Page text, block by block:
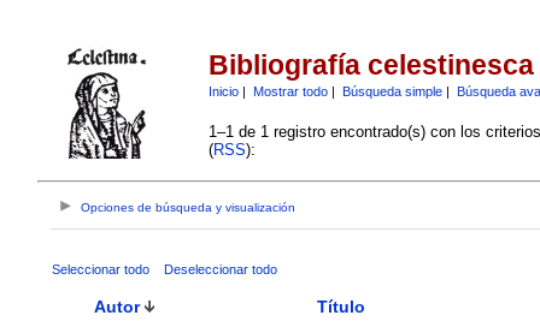
Bibliografía celestinesca
Inicio| Mostrar todo| Búsqueda simple| Búsqueda
1–1 de 1 registro encontrado(s) con los
(RSS):
Opciones de búsqueda y visualización
Seleccionar todo Deseleccionar todo
Autor Título